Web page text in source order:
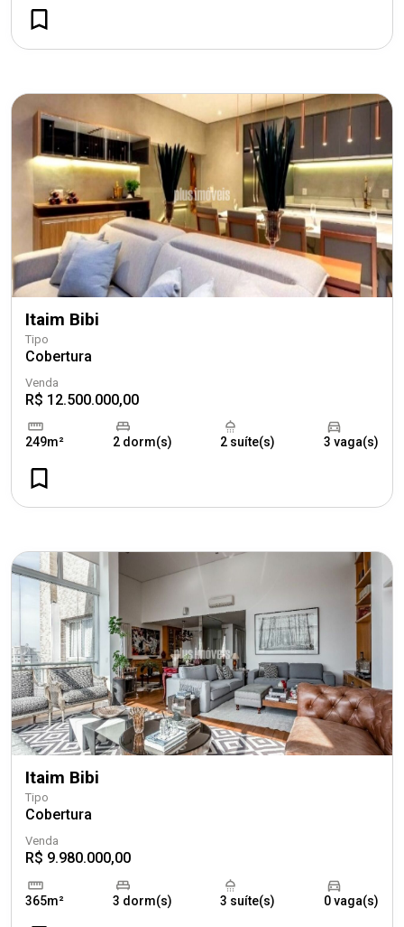
Itaim Bibi
Tipo
Cobertura
Venda
R$ 12.500.000,00
249m² 2 dorm(s) 2 suíte(s) 3 vaga(s)
Itaim Bibi
Tipo
Cobertura
Venda
R$ 9.980.000,00
365m² 3 dorm(s) 3 suíte(s) 0 vaga(s)